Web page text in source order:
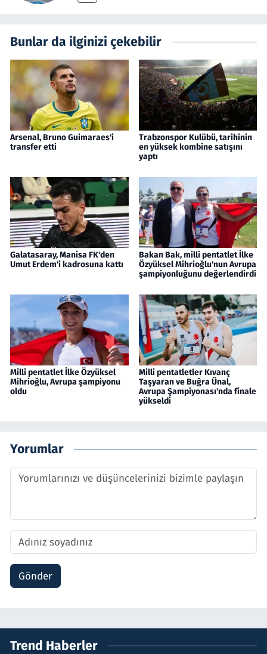
Bunlar da ilginizi çekebilir
Arsenal, Bruno Guimaraes'i
transfer etti
Trabzonspor Kulübü, tarihinin
en yüksek kombine satışını
yaptı
Galatasaray, Manisa FK'den
Umut Erdem'i kadrosuna kattı
Bakan Bak, milli pentatlet İlke
Özyüksel Mihrioğlu'nun Avrupa
şampiyonluğunu değerlendirdi
Milli pentatlet İlke Özyüksel
Mihrioğlu, Avrupa şampiyonu
oldu
Milli pentatletler Kıvanç
Taşyaran ve Buğra Ünal,
Avrupa Şampiyonası'nda finale
yükseldi
Yorumlar
Gönder
Trend Haberler